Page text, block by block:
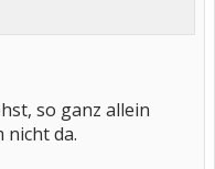
so ganz allein
nicht da.